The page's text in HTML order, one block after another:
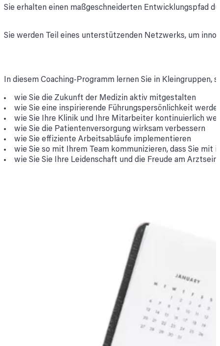
Sie erhalten einen maßgeschneiderten Entwicklungspfad
Sie werden Teil eines unterstützenden Netzwerks, um
In diesem Coaching-Programm lernen Sie in
wie Sie die Zukunft der Medizin aktiv mitgestalten
wie Sie eine inspirierende Führungspersönlichkeit
wie Sie Ihre Klinik und Ihre Mitarbeiter kontinuierlich
wie Sie die Patientenversorgung wirksam verbessern
wie Sie effiziente Arbeitsabläufe implementieren
wie Sie so mit Ihrem Team kommunizieren, dass Sie mit
wie Sie Sie Ihre Leidenschaft und die Freude am